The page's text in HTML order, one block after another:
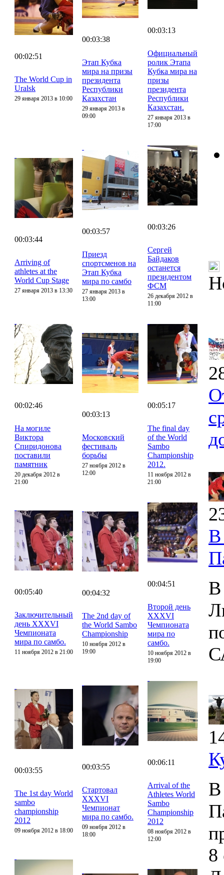
00:02:51
The World Cup in
Uralsk
29 января 2013 в 10:00
00:03:38
Этап Кубка
мира на призы
президента
Республики
Казахстан
29 января 2013 в
09:00
00:03:13
Официальный
ролик Этапа
Кубка мира на
призы
президента
Республики
Казахстан.
27 января 2013 в
17:00
00:03:44
Arriving of
athletes at the
World Cup Stage
27 января 2013 в 13:30
00:03:57
Приезд
спортсменов на
Этап Кубка
мира по самбо
27 января 2013 в
13:00
00:03:26
Сергей
Байдаков
останется
президентом
ФСМ
26 декабря 2012 в
11:00
00:02:46
На могиле
Виктора
Спиридонова
поставили
памятник
20 декабря 2012 в
21:00
00:03:13
Московский
фестиваль
борьбы
27 ноября 2012 в
12:00
00:05:17
The final day
of the World
Sambo
Championship
2012.
11 ноября 2012 в
21:00
00:05:40
Заключительный
день XXXVI
Чемпионата
мира по самбо.
11 ноября 2012 в 21:00
00:04:32
The 2nd day of
the World Sambo
Championship
10 ноября 2012 в
19:00
00:04:51
Второй день
XXXVI
Чемпионата
мира по
самбо.
10 ноября 2012 в
19:00
00:03:55
The 1st day World
sambo
championship
2012
09 ноября 2012 в 18:00
00:03:55
Стартовал
XXXVI
Чемпионат
мира по самбо.
09 ноября 2012 в
18:00
00:06:11
Arrival of the
Athletes World
Sambo
Championship
2012
08 ноября 2012 в
12:00
В
В
В
8